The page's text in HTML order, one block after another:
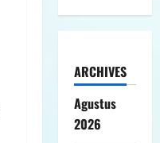
ARCHIVES
Agustus
2026